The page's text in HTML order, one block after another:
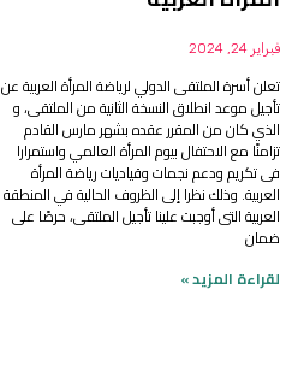
فبراير 24, 2024
تعلن أسرة الملتقى الدولي لرياضة المرأة العربية عن
تأجيل موعد انطلاق النسخة الثانية من الملتقى، و
الذي كان من المقرر عقده بشهر مارس القادم
تزامنًا مع الاحتفال بيوم المرأة العالمي واستمرارا
فى تكريم ودعم نجمات وقياديات رياضة المرأة
العربية. وذلك نظرا إلى الظروف الحالية في المنطقة
العربية التى أوجبت علينا تأجيل الملتقى، حرصًا على
ضمان
لقراءة المزيد »